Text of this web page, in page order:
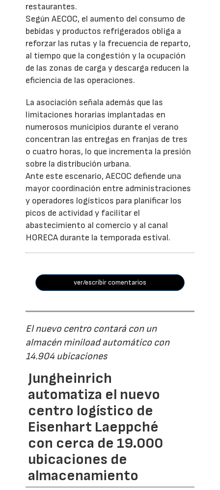
restaurantes.
Según AECOC, el aumento del consumo de
bebidas y productos refrigerados obliga a
reforzar las rutas y la frecuencia de reparto,
al tiempo que la congestión y la ocupación
de las zonas de carga y descarga reducen la
eficiencia de las operaciones.
La asociación señala además que las
limitaciones horarias implantadas en
numerosos municipios durante el verano
concentran las entregas en franjas de tres
o cuatro horas, lo que incrementa la presión
sobre la distribución urbana.
Ante este escenario, AECOC defiende una
mayor coordinación entre administraciones
y operadores logísticos para planificar los
picos de actividad y facilitar el
abastecimiento al comercio y al canal
HORECA durante la temporada estival.
ver/escribir comentarios
El nuevo centro contará con un
almacén miniload automático con
14.904 ubicaciones
Jungheinrich
automatiza el nuevo
centro logístico de
Eisenhart Laeppché
con cerca de 19.000
ubicaciones de
almacenamiento